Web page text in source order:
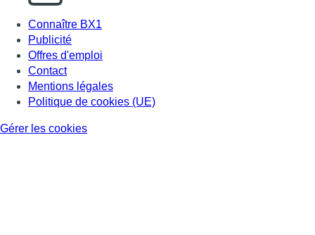
Connaître BX1
Publicité
Offres d'emploi
Contact
Mentions légales
Politique de cookies (UE)
Gérer les cookies